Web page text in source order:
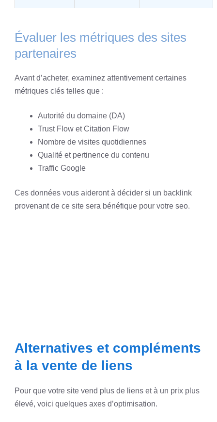
Évaluer les métriques des sites
partenaires
Avant d’acheter, examinez attentivement certaines
métriques clés telles que :
Autorité du domaine (DA)
Trust Flow et Citation Flow
Nombre de visites quotidiennes
Qualité et pertinence du contenu
Traffic Google
Ces données vous aideront à décider si un backlink
provenant de ce site sera bénéfique pour votre seo.
Alternatives et compléments
à la vente de liens
Pour que votre site vend plus de liens et à un prix plus
élevé, voici quelques axes d’optimisation.